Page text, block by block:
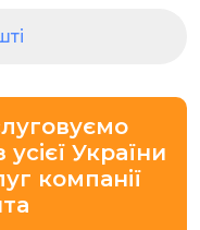
усієї України
компанії